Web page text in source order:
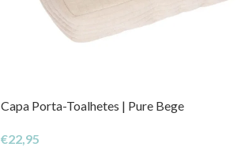
Capa Porta-Toalhetes | Pure Bege
€22,95